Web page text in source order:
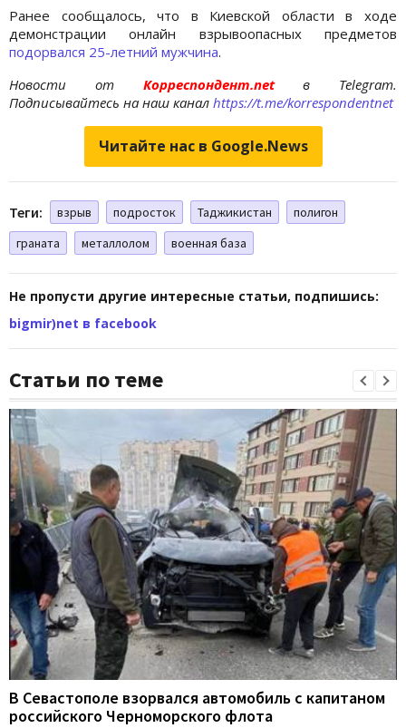
Ранее сообщалось, что в Киевской области в ходе
демонстрации онлайн взрывоопасных предметов
подорвался 25-летний мужчина.
Новости отКорреспондент.netв Telegram.
Подписывайтесь на наш канал https://t.me/korrespondentnet
Читайте нас в Google.News
Теги: взрыв подросток Таджикистан
полигон
граната
металлолом военная база
Не пропусти другие интересные статьи, подпишись:
bigmir)net в facebook
Статьи по теме
В Севастополе взорвался автомобиль с капитаном
российского Черноморского флота